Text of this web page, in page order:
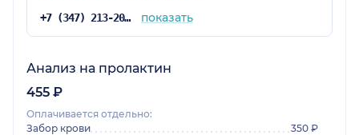
+7 (347) 213-20-62 показать
Анализ на пролактин
455 ₽
Оплачивается отдельно:
Забор крови
350 ₽